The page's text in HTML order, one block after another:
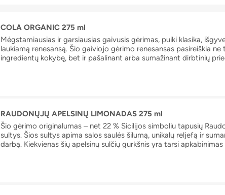
COLA ORGANIC 275 ml
Mėgstamiausias ir garsiausias gaivusis gėrimas, puiki klasika,
laukiamą renesansą. Šio gaiviojo gėrimo renesansas pasireiškia
ingredientų kokybę, bet ir pašalinant arba sumažinant dirbtinių
RAUDONŲJŲ APELSINŲ LIMONADAS 275 ml
Šio gėrimo originalumas – net 22 % Sicilijos simboliu tapusių
sultys. Šios sultys apima salos saulės šilumą, unikalų reljefą ir
darbą. Kiekvienas šių apelsinų sulčių gurkšnis yra tarsi apkabinimas